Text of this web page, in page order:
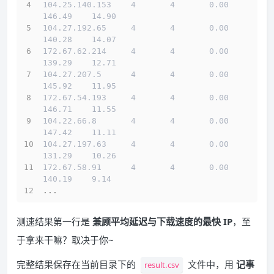
104.25.140.153    4       4       0.00
146.49    14.90
104.27.192.65     4       4       0.00
140.28    14.07
172.67.62.214     4       4       0.00
139.29    12.71
104.27.207.5      4       4       0.00
145.92    11.95
172.67.54.193     4       4       0.00
146.71    11.55
104.22.66.8       4       4       0.00
147.42    11.11
104.27.197.63     4       4       0.00
131.29    10.26
172.67.58.91      4       4       0.00
140.19    9.14
...
测速结果第一行是 兼顾平均延迟与下载速度的最快 IP，至
于拿来干嘛？取决于你~
完整结果保存在当前目录下的
result.csv 文件中，用 记事